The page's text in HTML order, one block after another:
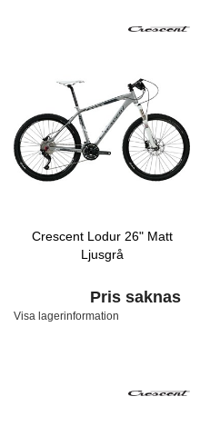
Crescent Lodur 26" Matt
Ljusgrå
Pris saknas
Visa lagerinformation